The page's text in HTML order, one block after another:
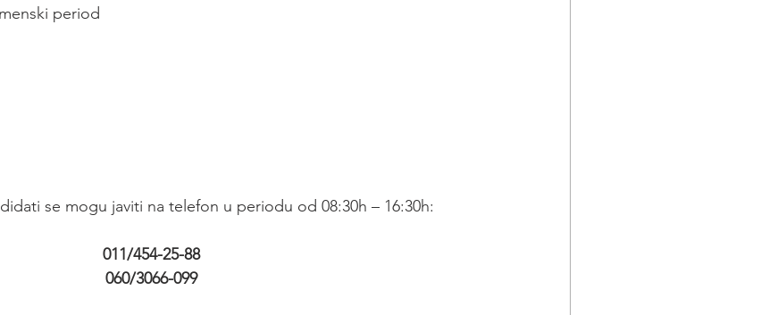
period
se mogu javiti na telefon u periodu od 08:30h – 16:30h:
011/454-25-88
060/3066-099